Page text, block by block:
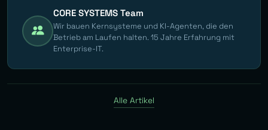
CORE SYSTEMS Team
Wir bauen Kernsysteme und KI-Agenten, die den
Betrieb am Laufen halten. 15 Jahre Erfahrung mit
Enterprise-IT.
Alle Artikel